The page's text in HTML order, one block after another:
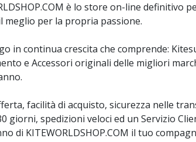
è lo store on-line definitivo
meglio per la propria passione.
in continua crescita che comprende:
e Accessori originali delle migliori
facilità di acquisto, sicurezza nelle
giorni, spedizioni veloci ed un Servizio
di KITEWORLDSHOP.COM il tuo